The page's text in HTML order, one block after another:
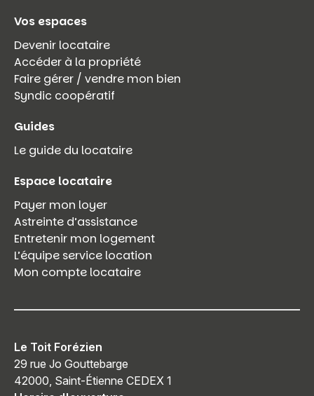
Vos espaces
Devenir locataire
Accéder à la propriété
Faire gérer / vendre mon bien
Syndic coopératif
Guides
Le guide du locataire
Espace locataire
Payer mon loyer
Astreinte d’assistance
Entretenir mon logement
L’équipe service location
Mon compte locataire
Le Toit Forézien
29 rue Jo Gouttebarge
42000, Saint-Étienne CEDEX 1